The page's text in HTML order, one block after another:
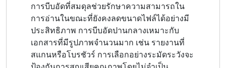
การบีบอัดที่สมดุลช่วยรักษาความสามารถใน
การอ่านในขณะที่ยังคงลดขนาดไฟล์ได้อย่างมี
ประสิทธิภาพ การบีบอัดปานกลางเหมาะกับ
เอกสารที่มีรูปภาพจำนวนมาก เช่น รายงานที่
สแกนหรือโบรชัวร์ การเลือกอย่างระมัดระวังจะ